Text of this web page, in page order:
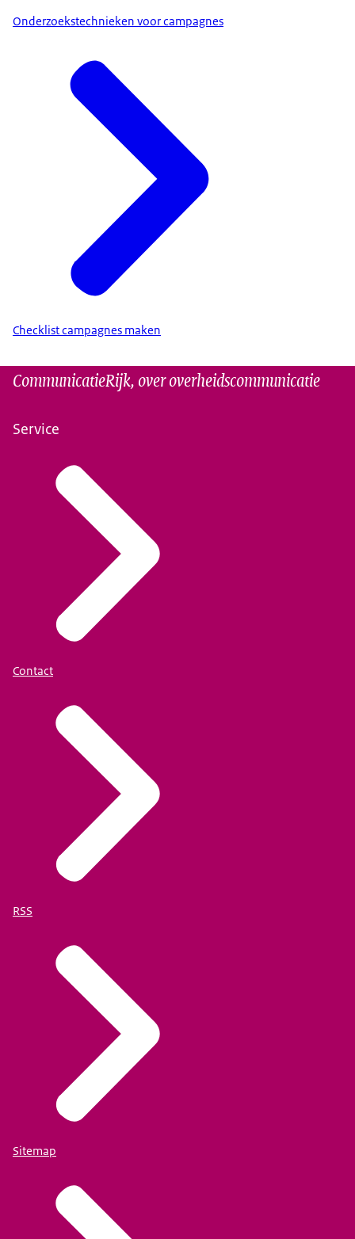
Onderzoekstechnieken voor campagnes
Checklist campagnes maken
CommunicatieRijk, over overheidscommunicatie
Service
Contact
RSS
Sitemap